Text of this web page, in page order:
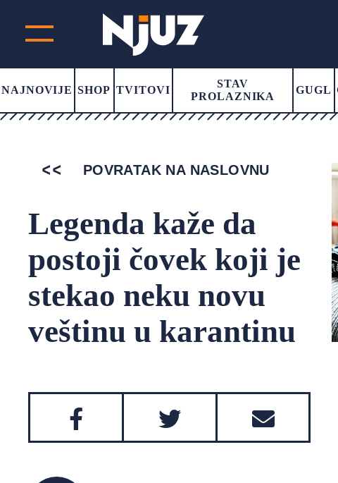
NAJNOVIJE SHOP TVITOVI
STAV
PROLAZNIKA
GUGL
POVRATAK NA NASLOVNU
Legenda kaže da
postoji čovek koji je
stekao neku novu
veštinu u karantinu